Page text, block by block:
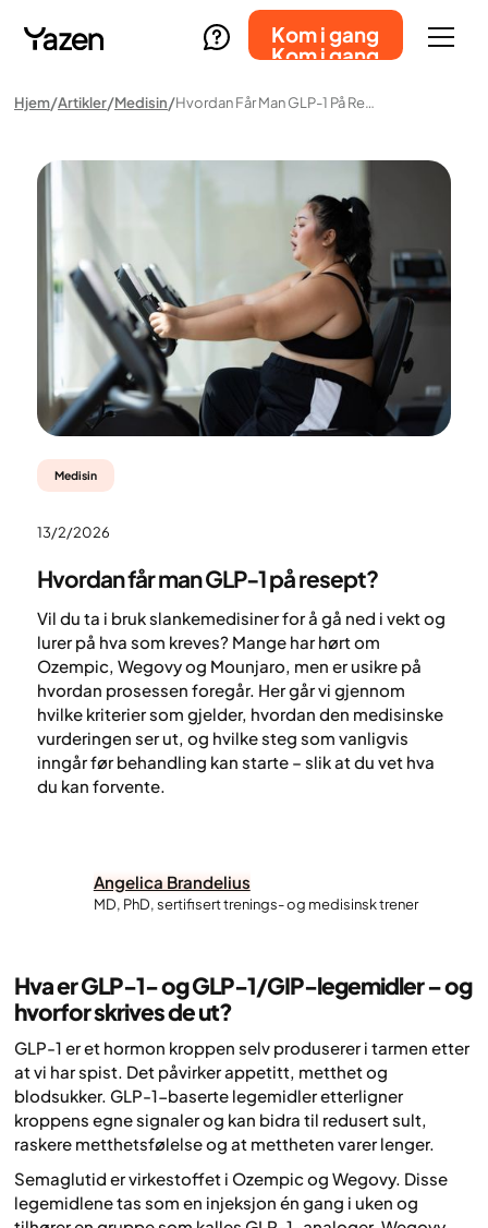
Kom i gang
Kom i gang
Hjem Artikler Medisin Hvordan Får Man GLP-1 På Resept?
Medisin
13/2/2026
Hvordan får man GLP-1 på resept?
Vil du ta i bruk slankemedisiner for å gå ned i vekt og
lurer på hva som kreves? Mange har hørt om
Ozempic, Wegovy og Mounjaro, men er usikre på
hvordan prosessen foregår. Her går vi gjennom
hvilke kriterier som gjelder, hvordan den medisinske
vurderingen ser ut, og hvilke steg som vanligvis
inngår før behandling kan starte – slik at du vet hva
du kan forvente.
Angelica Brandelius
MD, PhD, sertifisert trenings- og medisinsk trener
Hva er GLP-1- og GLP-1/GIP-legemidler – og
hvorfor skrives de ut?
GLP-1 er et hormon kroppen selv produserer i tarmen etter
at vi har spist. Det påvirker appetitt, metthet og
blodsukker. GLP-1-baserte legemidler etterligner
kroppens egne signaler og kan bidra til redusert sult,
raskere metthetsfølelse og at mettheten varer lenger.
Semaglutid er virkestoffet i Ozempic og Wegovy. Disse
legemidlene tas som en injeksjon én gang i uken og